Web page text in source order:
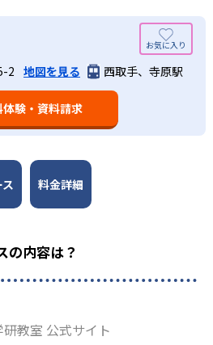
日の家庭学習
室学習と毎日の家庭学習（宿題学
形で生徒の学力向上を進める。週2
導者は、生徒の様子を観察しなが
実施。教室学習日以外の日のため
し、学習の習慣化と学力の定着
い子供は先取り学習も可能だ。
強が苦手な人向け
いては、1回の学習時間を30～
。この時間設定は、子どもが集中
常「学年×10分±10分」と考えら
ものだ。この限界を超えて勉強し
ないと学研教室は考え、単なる長
習の効果を重視している。そのた
出典：学研教室 公式サイト
ットは、学研の教材開発ノウハ
習教材を使用している点だ。この
内容を全てカバーしており、学校
うもの。基礎から応用まで、少し
対応している。算数と国語を重視
校低学年から外国語活動の学習に
備や高校入試向けの英語力育成に
や勉強会で日々指導スキルを研
に学ぶ喜びを」「自信を」「生
とで生徒一人ひとりに向き合っ
できるところ」「良いところ」
」を引き出し、無理のない学習と
2 地図を見る 西取手、寺原駅
体験・資料請求
料金詳細
の内容は？
教室 公式サイト